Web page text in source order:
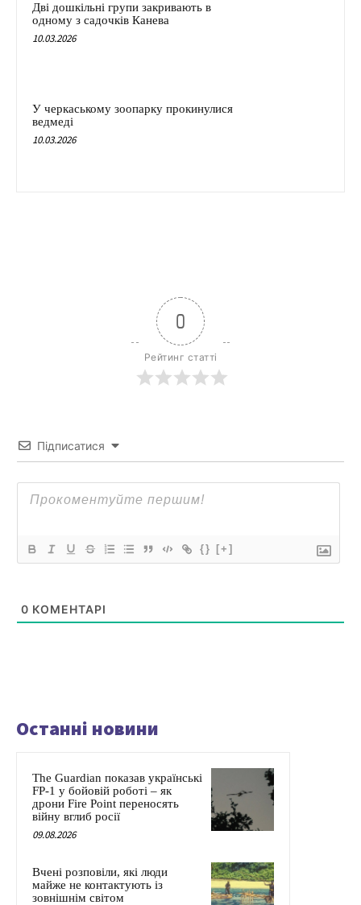
Дві дошкільні групи закривають в
одному з садочків Канева
10.03.2026
У черкаському зоопарку прокинулися
ведмеді
10.03.2026
0
Рейтинг статті
Підписатися
{} [+]
0 КОМЕНТАРІ
Останні новини
The Guardian показав українські
FP-1 у бойовій роботі – як
дрони Fire Point переносять
війну вглиб росії
09.08.2026
Вчені розповіли, які люди
майже не контактують із
зовнішнім світом